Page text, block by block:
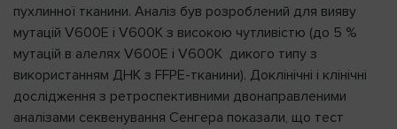
пухлинної тканини. Аналіз був розроблений для вияву
мутацій V600E і V600K з високою чутливістю (до 5 %
мутацій в алелях V600E і V600K дикого типу з
використанням ДНК з FFPE-тканини). Доклінічні і клінічні
дослідження з ретроспективними двонаправленими
аналізами секвенування Сенгера показали, що тест